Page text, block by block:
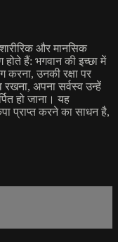
और मानसिक
हैं: भगवान की इच्छा में
करना, उनकी रक्षा पर
अपना सर्वस्व उन्हें
हो जाना। यह
प्राप्त करने का साधन है,